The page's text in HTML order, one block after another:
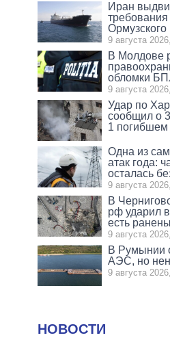
Иран
Ормузского
9 августа
В Молдове
обломки
9 августа
Удар по
сообщил о
1 погибшем
Одна из
атак года:
осталась
9 августа
В
рф ударил
есть
9 августа
В Румынии
АЭС, но
9 августа
НОВОСТИ